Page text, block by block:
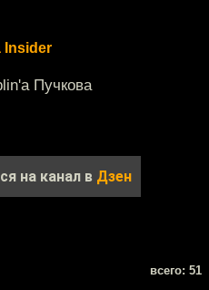
Insider
Пучкова
на канал в Дзен
всего: 51